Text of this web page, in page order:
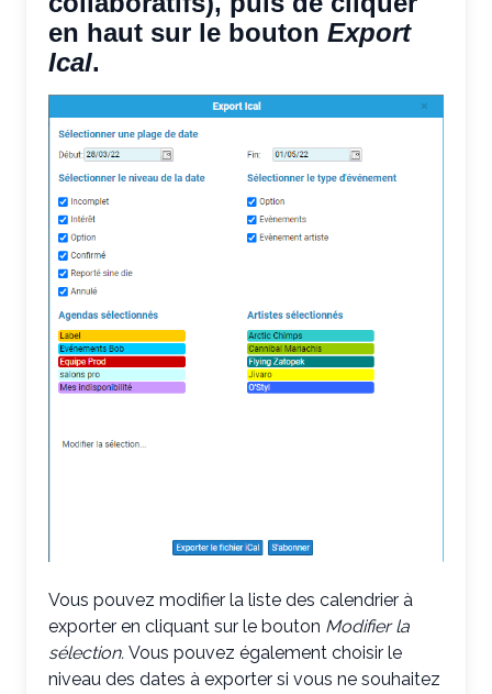
en haut sur le bouton Export
Ical.
Vous pouvez modifier la liste des calendrier à
exporter en cliquant sur le bouton Modifier la
sélection. Vous pouvez également choisir le
niveau des dates à exporter si vous ne souhaitez